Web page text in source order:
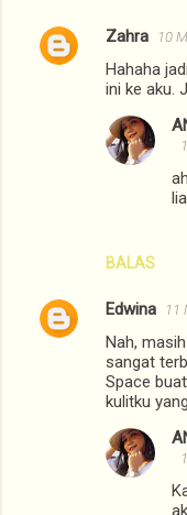
Zahra 10
Hahaha
ini ke aku.
BALAS
Edwina 11
Nah,
sangat
Space
kulitku